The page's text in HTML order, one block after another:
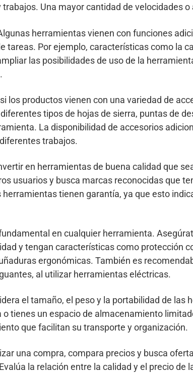
Una mayor cantidad de velocidades
herramientas vienen con funciones
tareas. Por ejemplo, características como la
las posibilidades de uso de la
los productos vienen con una variedad de
tipos de hojas de sierra, puntas de
La disponibilidad de accesorios
trabajos.
en herramientas de buena calidad que
usuarios y busca marcas reconocidas que
tienen garantía, ya que esto
en cualquier herramienta.
y tengan características como protección
ergonómicas. También es
al utilizar herramientas eléctricas.
el tamaño, el peso y la portabilidad de las
tienes un espacio de almacenamiento
que facilitan su transporte y organización.
una compra, compara precios y busca
la relación entre la calidad y el precio de